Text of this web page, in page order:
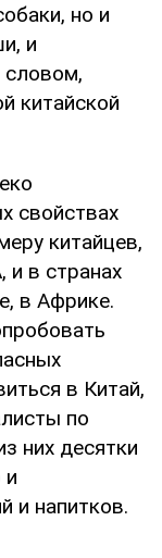
но и
и
китайской
свойствах
китайцев,
и в странах
в Африке.
в Китай,
по
них десятки
и
и напитков.